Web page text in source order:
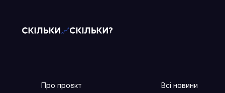
Про проєкт
Всі новини